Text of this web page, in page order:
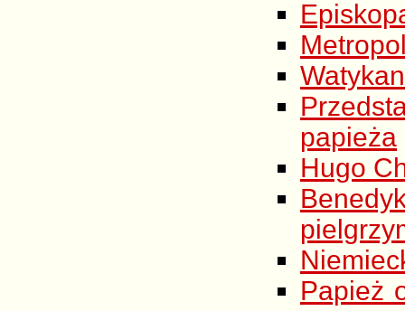
papieża
Hugo
Papież